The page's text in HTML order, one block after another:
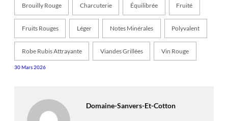
Brouilly Rouge Charcuterie Équilibrée Fruité
Fruits Rouges Léger Notes Minérales Polyvalent
Robe Rubis Attrayante Viandes Grillées Vin Rouge
30 Mars 2026
Domaine-Sanvers-Et-Cotton